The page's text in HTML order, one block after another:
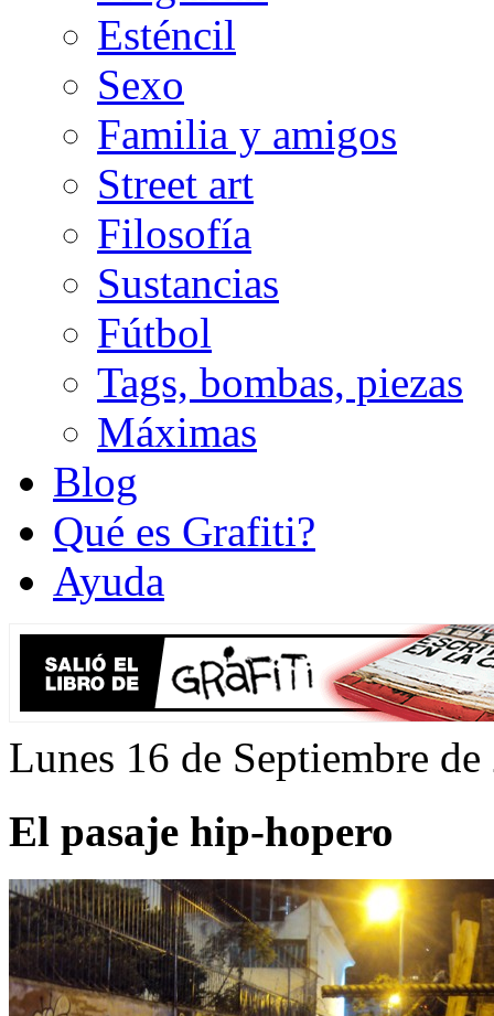
Esténcil
Sexo
Familia y amigos
Street art
Filosofía
Sustancias
Fútbol
Tags, bombas, piezas
Máximas
Blog
Qué es Grafiti?
Ayuda
Lunes 16 de Septiembre
El pasaje hip-hopero